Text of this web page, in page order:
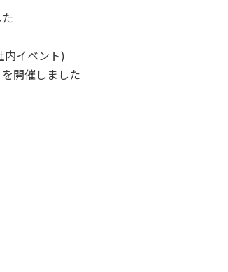
内イベント)
開催しました